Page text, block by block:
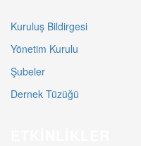
Kuruluş Bildirgesi
Yönetim Kurulu
Şubeler
Dernek Tüzüğü